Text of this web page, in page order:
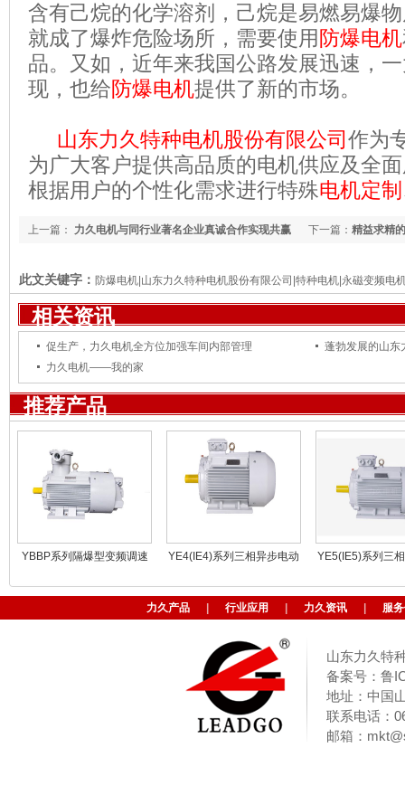
含有己烷的化学溶剂，己烷是易燃易爆
就成了爆炸危险场所，需要使用防爆电机
品。又如，近年来我国公路发展迅速，
现，也给防爆电机提供了新的市场。
山东力久特种电机股份有限公司作为
为广大客户提供高品质的电机供应及全
根据用户的个性化需求进行特殊电机定制
下一篇： 精益求精
上一篇： 力久电机与同行业著名企业真诚合作实现共赢
此文关键字： 防爆电机|山东力久特种电机股份有限公司|特种电机|永磁变频电
相关资讯
促生产，力久电机全方位加强车间内部管理
蓬勃发展的山东
力久电机——我的家
推荐产品
YBBP系列隔爆型变频调速
YE4(IE4)系列三相异步电动
YE5(IE5)系列三
力久产品 行业应用 力久资讯 服
山东力久
备案号：鲁
地址：中国
联系电话：
邮箱：